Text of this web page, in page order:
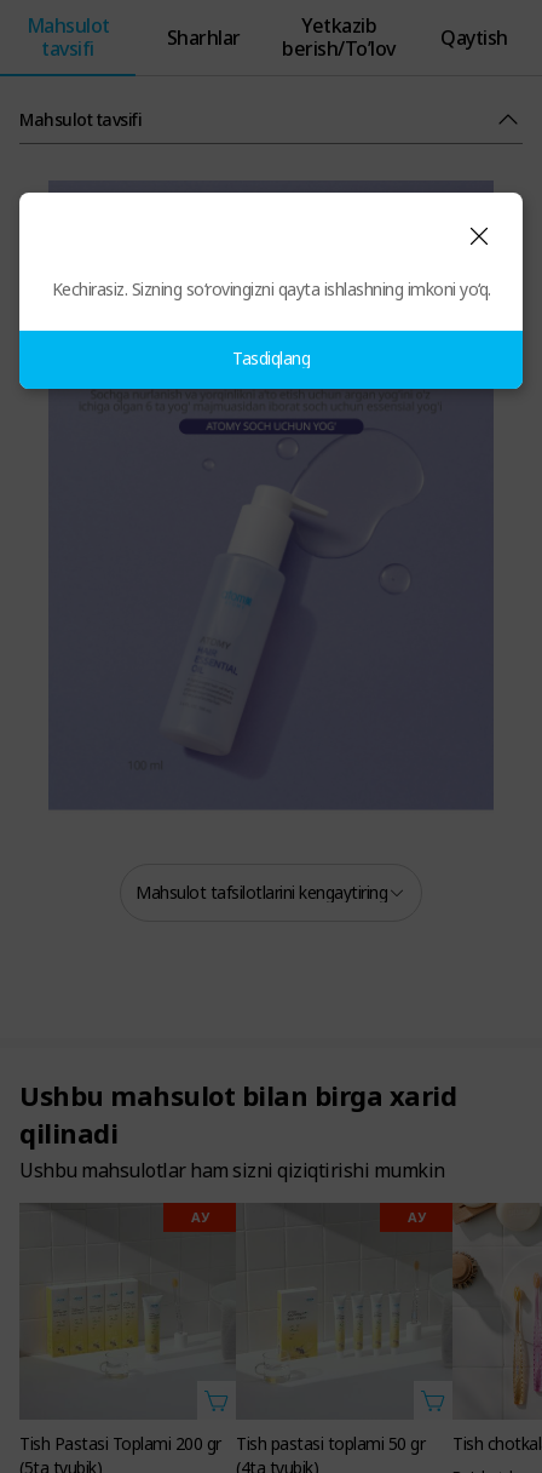
Mahsulot
tavsifi
Sharhlar
Yetkazib
berish/To’lov
Qaytish
Mahsulot tavsifi
Mahsulot tafsilotlarini kengaytiring
Ushbu mahsulot bilan birga xarid
qilinadi
Ushbu mahsulotlar ham sizni qiziqtirishi mumkin
АУ
Tish Pastasi Toplami 200 gr
(5ta tyubik)
АУ
Tish pastasi toplami 50 gr
(4ta tyubik)
Tish
Kechirasiz. Sizning so‘rovingizni qayta ishlashning imkoni yo‘q.
Tasdiqlang